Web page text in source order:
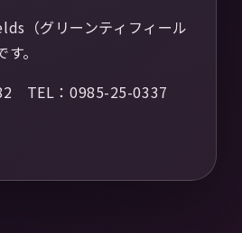
（グリーンティフィール
。
TEL：0985-25-0337